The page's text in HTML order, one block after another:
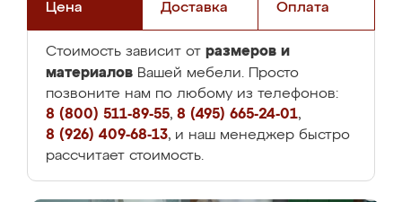
Цена Доставка Оплата
Стоимость зависит от размеров и
материалов Вашей мебели. Просто
позвоните нам по любому из телефонов:
8 (800) 511-89-55, 8 (495) 665-24-01,
8 (926) 409-68-13, и наш менеджер быстро
рассчитает стоимость.